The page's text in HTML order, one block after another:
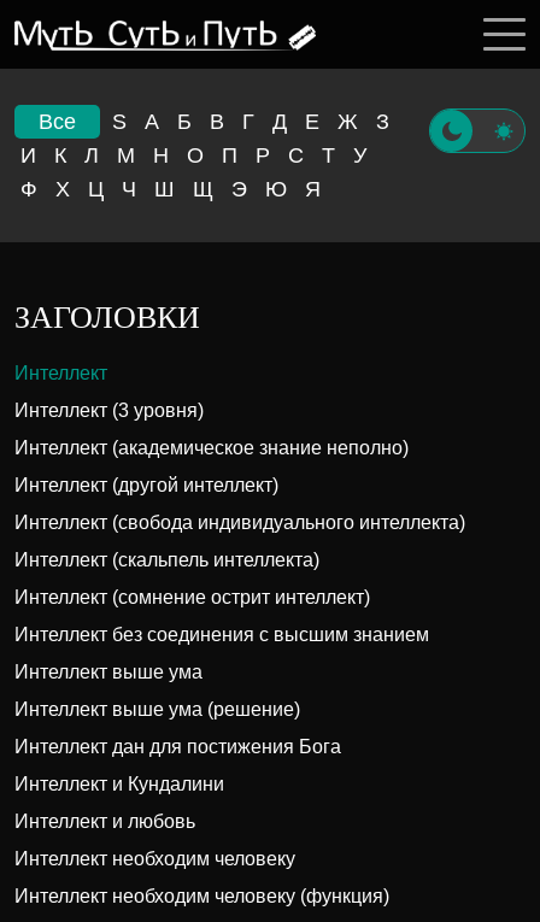
Все S А Б В Г Д Е Ж
З
И
К Л М Н О П Р С Т
У
Ф
Х Ц Ч Ш Щ Э Ю Я
ЗАГОЛОВКИ
Интеллект
Интеллект (3 уровня)
Интеллект (академическое знание неполно)
Интеллект (другой интеллект)
Интеллект (свобода индивидуального интеллекта)
Интеллект (скальпель интеллекта)
Интеллект (сомнение острит интеллект)
Интеллект без соединения с высшим знанием
Интеллект выше ума
Интеллект выше ума (решение)
Интеллект дан для постижения Бога
Интеллект и Кундалини
Интеллект и любовь
Интеллект необходим человеку
Интеллект необходим человеку (функция)